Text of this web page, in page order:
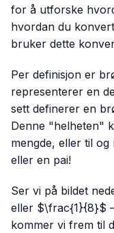
for å utforske
hvordan du
bruker dette
Per definisjon er
representerer en
sett definerer en
Denne "helheten"
mengde, eller til
eller en pai!
Ser vi på bildet
eller $\frac{1}{8}$
kommer vi frem til